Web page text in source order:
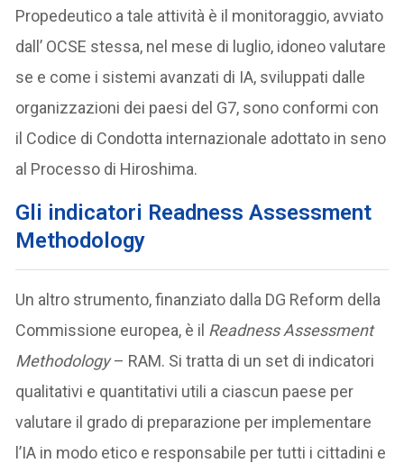
Propedeutico a tale attività è il monitoraggio, avviato
dall’ OCSE stessa, nel mese di luglio, idoneo valutare
se e come i sistemi avanzati di IA, sviluppati dalle
organizzazioni dei paesi del G7, sono conformi con
il Codice di Condotta internazionale adottato in seno
al Processo di Hiroshima.
Gli indicatori Readness Assessment
Methodology
Un altro strumento, finanziato dalla DG Reform della
Commissione europea, è il Readness Assessment
Methodology– RAM. Si tratta di un set di indicatori
qualitativi e quantitativi utili a ciascun paese per
valutare il grado di preparazione per implementare
l’IA in modo etico e responsabile per tutti i cittadini e